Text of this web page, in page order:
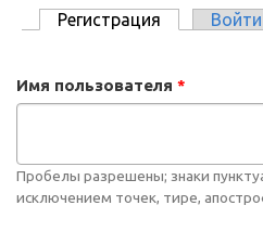
Регистрация (активная
Войти
Имя пользователя *
Пробелы разрешены; знаки
исключением точек, тире,